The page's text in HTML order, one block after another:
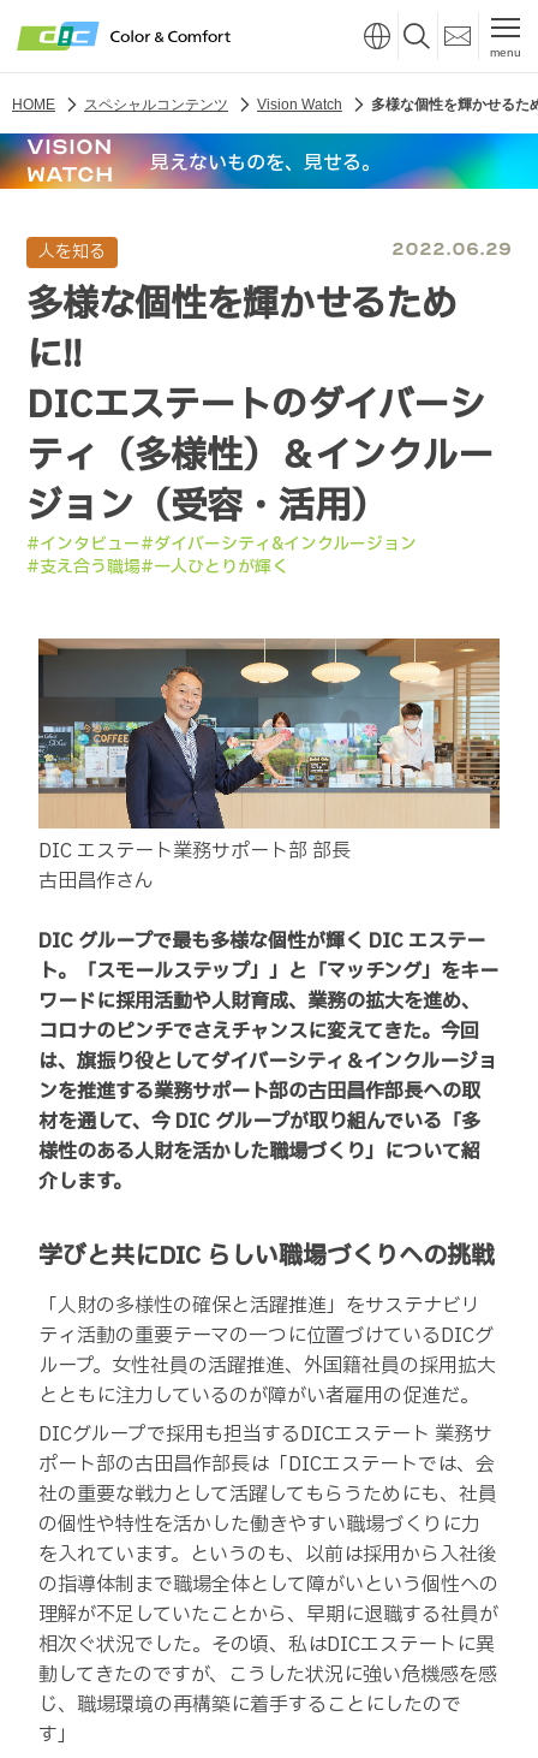
menu
HOME スペシャルコンテンツ Vision Watch 多様な個性を輝かせるた
VISION
WATCH
見えないものを、見せる。
2022.06.29
多様な個性を輝かせるため
に!!
DICエステートのダイバーシ
ティ（多様性）＆インクルー
ジョン（受容・活用）
#インタビュー#ダイバーシティ&インクルージョン
#支え合う職場#一人ひとりが輝く
DIC エステート業務サポート部 部長
古田昌作さん
DIC グループで最も多様な個性が輝く DIC エステー
ト。「スモールステップ」」と「マッチング」をキー
ワードに採用活動や人財育成、業務の拡大を進め、
コロナのピンチでさえチャンスに変えてきた。今回
は、旗振り役としてダイバーシティ＆インクルージョ
ンを推進する業務サポート部の古田昌作部長への取
材を通して、今 DIC グループが取り組んでいる「多
様性のある人財を活かした職場づくり」について紹
介します。
学びと共にDIC らしい職場づくりへの挑戦
「人財の多様性の確保と活躍推進」をサステナビリ
ティ活動の重要テーマの一つに位置づけているDICグ
ループ。女性社員の活躍推進、外国籍社員の採用拡大
とともに注力しているのが障がい者雇用の促進だ。
DICグループで採用も担当するDICエステート 業務サ
ポート部の古田昌作部長は「DICエステートでは、会
社の重要な戦力として活躍してもらうためにも、社員
の個性や特性を活かした働きやすい職場づくりに力
を入れています。というのも、以前は採用から入社後
の指導体制まで職場全体として障がいという個性への
理解が不足していたことから、早期に退職する社員が
相次ぐ状況でした。その頃、私はDICエステートに異
動してきたのですが、こうした状況に強い危機感を感
じ、職場環境の再構築に着手することにしたので
す」